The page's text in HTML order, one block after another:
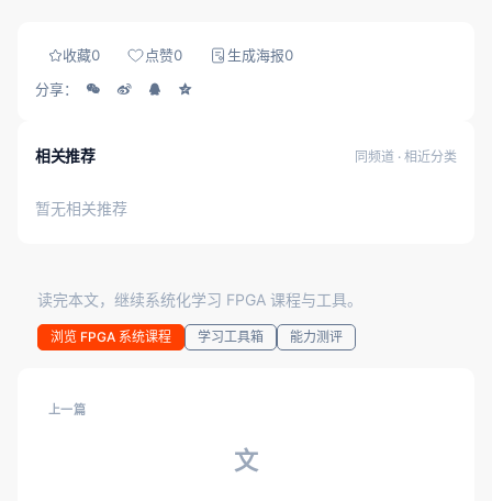
收藏0 点赞0 生成海报0
分享：
相关推荐 同频道 · 相近分类
暂无相关推荐
读完本文，继续系统化学习 FPGA 课程与工具。
浏览 FPGA 系统课程 学习工具箱 能力测评
上一篇
文